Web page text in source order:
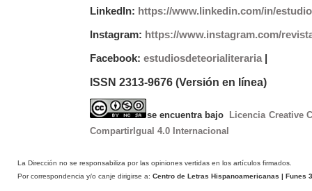
LinkedIn: https://www.linkedin.com/in/
Instagram: https://www.instagram.com/
Facebook: estudiosdeteorialiteraria|
ISSN 2313-9676 (Versión en línea)
se encuentra bajo
Licencia Creative
CompartirIgual 4.0 Internacional
La Dirección no se responsabiliza por las opiniones vertidas en los artículos firmados.
Por correspondencia y/o canje dirigirse a: Centro de Letras Hispanoamericanas | Funes